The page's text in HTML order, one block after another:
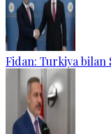
Fidan: Turkiya bilan